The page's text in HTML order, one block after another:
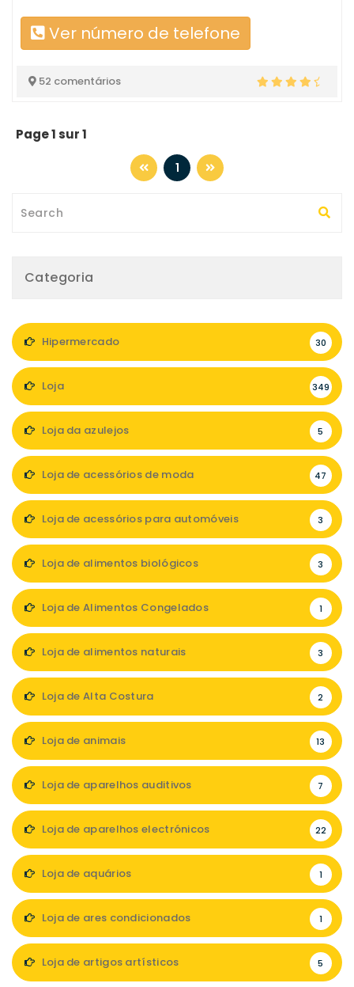
Ver número de telefone
52 comentários
Page 1 sur 1
1
Categoria
Hipermercado 30
Loja 349
Loja da azulejos 5
Loja de acessórios de moda 47
Loja de acessórios para automóveis 3
Loja de alimentos biológicos 3
Loja de Alimentos Congelados 1
Loja de alimentos naturais 3
Loja de Alta Costura 2
Loja de animais 13
Loja de aparelhos auditivos 7
Loja de aparelhos electrónicos 22
Loja de aquários 1
Loja de ares condicionados 1
Loja de artigos artísticos 5